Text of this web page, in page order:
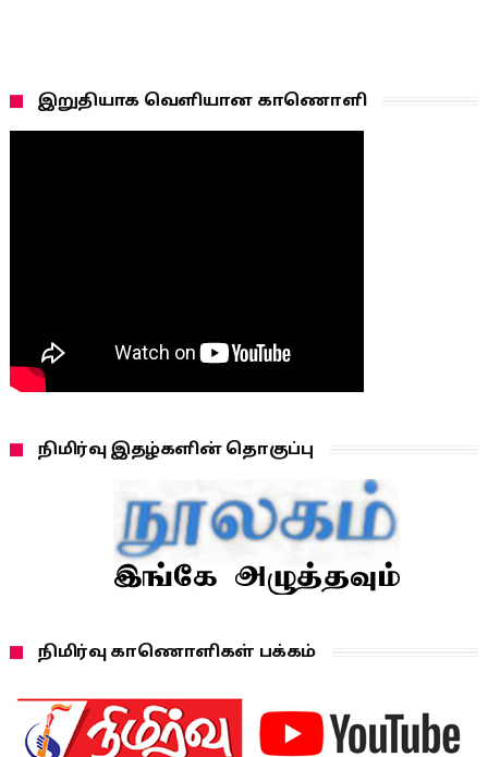
இறுதியாக வெளியான காணொளி
நிமிர்வு இதழ்களின் தொகுப்பு
நிமிர்வு காணொளிகள் பக்கம்